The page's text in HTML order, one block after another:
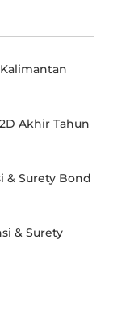
Akhir Tahun
& Surety Bond
& Surety